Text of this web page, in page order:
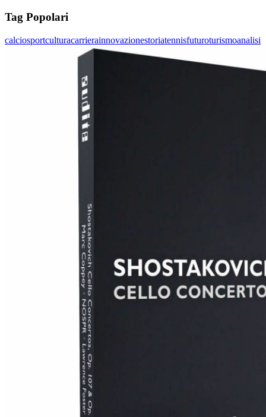
Tag Popolari
calciosportculturacarrierainnovazionestoriatennisfuturoturismoanalisi